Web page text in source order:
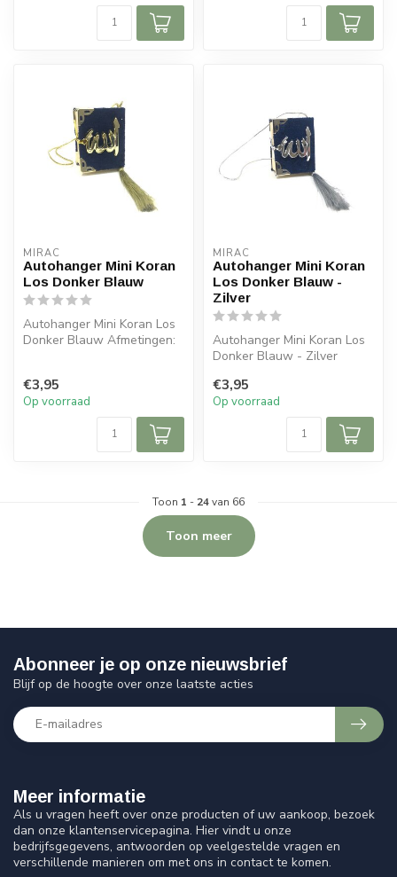
MIRAC
Autohanger Mini Koran
Los Donker Blauw
Autohanger Mini Koran Los
Donker Blauw Afmetingen:
€3,95
Op voorraad
MIRAC
Autohanger Mini Koran
Los Donker Blauw -
Zilver
Autohanger Mini Koran Los
Donker Blauw - Zilver
€3,95
Op voorraad
Toon 1 - 24van 66
Toon meer
Meer informatie
Als u vragen heeft over onze producten of uw aankoop, bezoek
dan onze klantenservicepagina. Hier vindt u onze
bedrijfsgegevens, antwoorden op veelgestelde vragen en
verschillende manieren om met ons in contact te komen.
Abonneer je op onze nieuwsbrief
Blijf op de hoogte over onze laatste acties